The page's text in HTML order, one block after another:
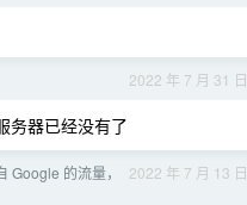
2022 年 7 月 31 日
务器已经没有了
2022 年 7 月 13 日
的流量，